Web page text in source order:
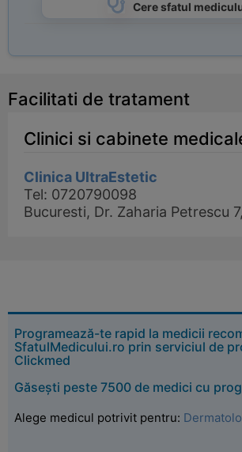
Cere sfatul
Facilitati de tratament
Clinici si cabinete
Clinica UltraEstetic
Tel: 0720790098
Bucuresti, Dr. Zaharia Petrescu
Programează-te rapid la medicii
SfatulMedicului.ro prin serviciul de
Clickmed
Găsești peste 7500 de medici cu
Alege medicul potrivit pentru: